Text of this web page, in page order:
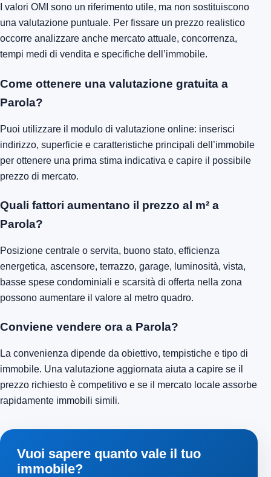
I valori OMI sono un riferimento utile, ma non sostituiscono
una valutazione puntuale. Per fissare un prezzo realistico
occorre analizzare anche mercato attuale, concorrenza,
tempi medi di vendita e specifiche dell’immobile.
Come ottenere una valutazione gratuita a
Parola?
Puoi utilizzare il modulo di valutazione online: inserisci
indirizzo, superficie e caratteristiche principali dell’immobile
per ottenere una prima stima indicativa e capire il possibile
prezzo di mercato.
Quali fattori aumentano il prezzo al m² a
Parola?
Posizione centrale o servita, buono stato, efficienza
energetica, ascensore, terrazzo, garage, luminosità, vista,
basse spese condominiali e scarsità di offerta nella zona
possono aumentare il valore al metro quadro.
Conviene vendere ora a Parola?
La convenienza dipende da obiettivo, tempistiche e tipo di
immobile. Una valutazione aggiornata aiuta a capire se il
prezzo richiesto è competitivo e se il mercato locale assorbe
rapidamente immobili simili.
Vuoi sapere quanto vale il tuo
immobile?